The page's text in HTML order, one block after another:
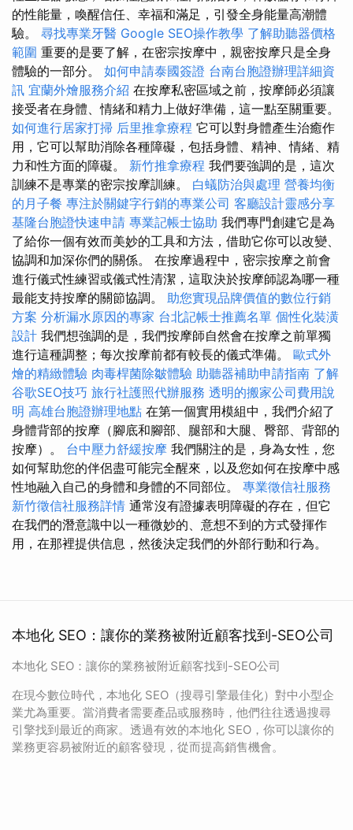
的性能量，喚醒信任、幸福和滿足，引發全身能量高潮體
驗。 尋找專業牙醫 Google SEO操作教學 了解助聽器價格
範圍 重要的是要了解，在密宗按摩中，親密按摩只是全身
體驗的一部分。 如何申請泰國簽證 台南台胞證辦理詳細資
訊 宜蘭外燴服務介紹 在按摩私密區域之前，按摩師必須讓
接受者在身體、情緒和精力上做好準備，這一點至關重要。
如何進行居家打掃 后里推拿療程 它可以對身體產生治癒作
用，它可以幫助消除各種障礙，包括身體、精神、情緒、精
力和性方面的障礙。 新竹推拿療程 我們要強調的是，這次
訓練不是專業的密宗按摩訓練。 白蟻防治與處理 營養均衡
的月子餐 專注於關鍵字行銷的專業公司 客廳設計靈感分享
基隆台胞證快速申請 專業記帳士協助 我們專門創建它是為
了給你一個有效而美妙的工具和方法，借助它你可以改變、
協調和加深你們的關係。 在按摩過程中，密宗按摩之前會
進行儀式性練習或儀式性清潔，這取決於按摩師認為哪一種
最能支持按摩的關節協調。 助您實現品牌價值的數位行銷
方案 分析漏水原因的專家 台北記帳士推薦名單 個性化裝潢
設計 我們想強調的是，我們按摩師自然會在按摩之前單獨
進行這種調整；每次按摩前都有較長的儀式準備。 歐式外
燴的精緻體驗 肉毒桿菌除皺體驗 助聽器補助申請指南 了解
谷歌SEO技巧 旅行社護照代辦服務 透明的搬家公司費用說
明 高雄台胞證辦理地點 在第一個實用模組中，我們介紹了
身體背部的按摩（腳底和腳部、腿部和大腿、臀部、背部的
按摩）。 台中壓力舒緩按摩 我們關注的是，身為女性，您
如何幫助您的伴侶盡可能完全醒來，以及您如何在按摩中感
性地融入自己的身體和身體的不同部位。 專業徵信社服務
新竹徵信社服務詳情 通常沒有證據表明障礙的存在，但它
在我們的潛意識中以一種微妙的、意想不到的方式發揮作
用，在那裡提供信息，然後決定我們的外部行動和行為。
本地化 SEO：讓你的業務被附近顧客找到-SEO公司
本地化 SEO：讓你的業務被附近顧客找到-SEO公司
在現今數位時代，本地化 SEO（搜尋引擎最佳化）對中小型企
業尤為重要。當消費者需要產品或服務時，他們往往透過搜尋
引擎找到最近的商家。透過有效的本地化 SEO，你可以讓你的
業務更容易被附近的顧客發現，從而提高銷售機會。